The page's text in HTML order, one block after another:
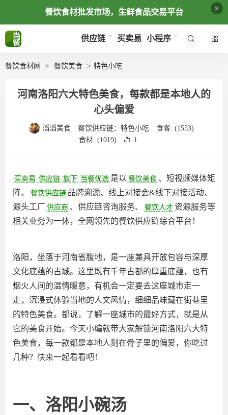
餐饮食材批发市场，生鲜食品交易平台 ×
供应链 买卖易 小程序
餐饮食材网 餐饮美食 特色小吃
河南洛阳六大特色美食，每款都是本地人的
心头偏爱
滔滔美食 餐饮供应链： 特色小吃 食客: (1553)
食材: (1019) 1
买卖易 供应链 旗下 当餐优选 是以 餐饮美食 、短视频媒体矩
阵、
餐饮供应链 品牌溯源、线上对接会&线下对接活动、
源头工厂 供应商 、供应链咨询服务、 餐饮人才 资源服务等
相关业务为一体，全网领先的餐饮供应链综合平台‌！
洛阳，坐落于河南省腹地，是一座兼具开放包容与深厚
文化底蕴的古城。这里既有千年古都的厚重底蕴，也有
烟火人间的温情暖意，有机会一定要去这座城市走一
走，沉浸式体验当地的人文风情，细细品味藏在街巷里
的特色美食。都说，了解一座城市的最好方式，就是从
它的美食开始。今天小编就带大家解锁河南洛阳六大特
色美食，每一款都是本地人刻在骨子里的偏爱，你吃过
几种？快来一起看看吧！
一、洛阳小碗汤